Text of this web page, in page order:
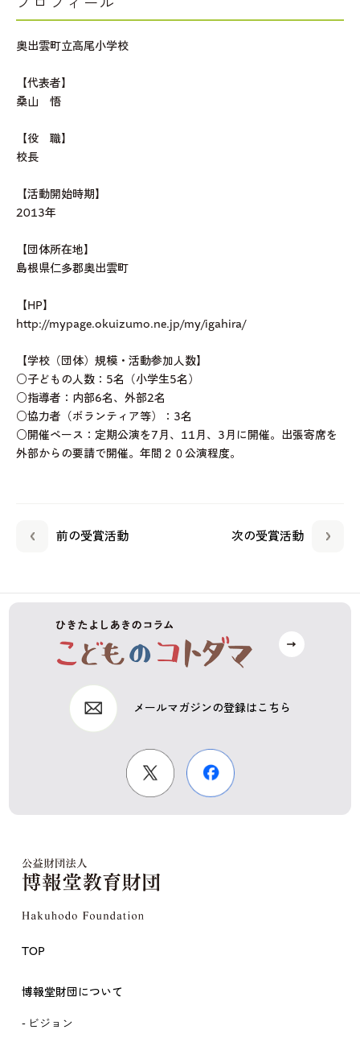
奥出雲町立高尾小学校
【代表者】
桑山 悟
【役 職】
校長
【活動開始時期】
2013年
【団体所在地】
島根県仁多郡奥出雲町
【HP】
http://mypage.okuizumo.ne.jp/my/igahira/
【学校（団体）規模・活動参加人数】
○子どもの人数：5名（小学生5名）
○指導者：内部6名、外部2名
○協力者（ボランティア等）：3名
○開催ペース：定期公演を7月、11月、3月に開催。出張寄席を
外部からの要請で開催。年間２０公演程度。
前の受賞活動 次の受賞活動
メールマガジンの登録はこちら
TOP
博報堂財団について
ビジョン